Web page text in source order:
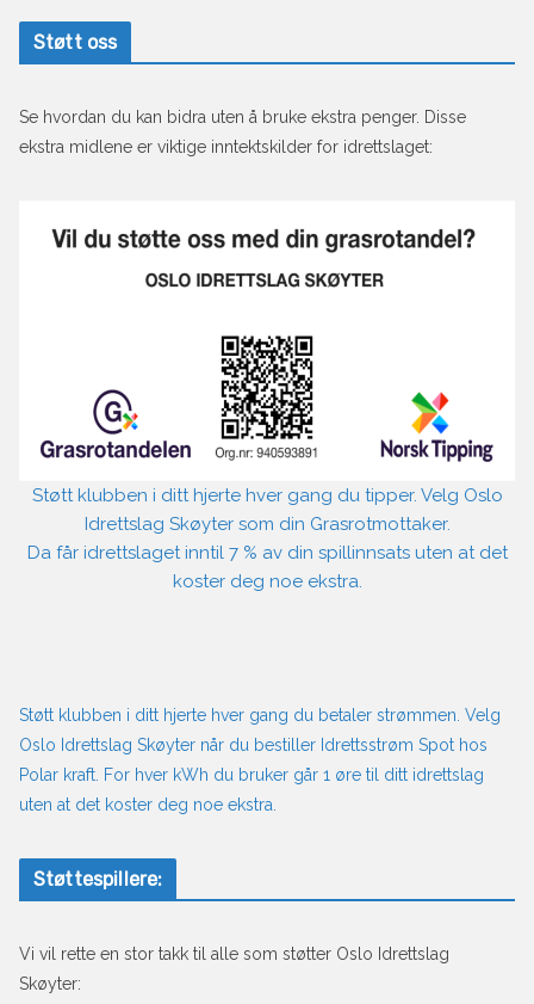
Støtt oss
Se hvordan du kan bidra uten å bruke ekstra penger. Disse
ekstra midlene er viktige inntektskilder for idrettslaget:
Støtt klubben i ditt hjerte hver gang du tipper. Velg Oslo
Idrettslag Skøyter som din Grasrotmottaker.
Da får idrettslaget inntil 7 % av din spillinnsats uten at det
koster deg noe ekstra.
Støtt klubben i ditt hjerte hver gang du betaler strømmen. Velg
Oslo Idrettslag Skøyter når du bestiller Idrettsstrøm Spot hos
Polar kraft. For hver kWh du bruker går 1 øre til ditt idrettslag
uten at det koster deg noe ekstra.
Støttespillere:
Vi vil rette en stor takk til alle som støtter Oslo Idrettslag
Skøyter: